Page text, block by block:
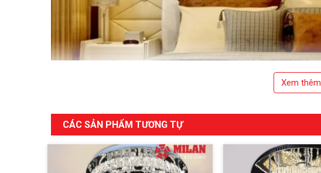
Xem thêm
CÁC SẢN PHẨM TƯƠNG TỰ